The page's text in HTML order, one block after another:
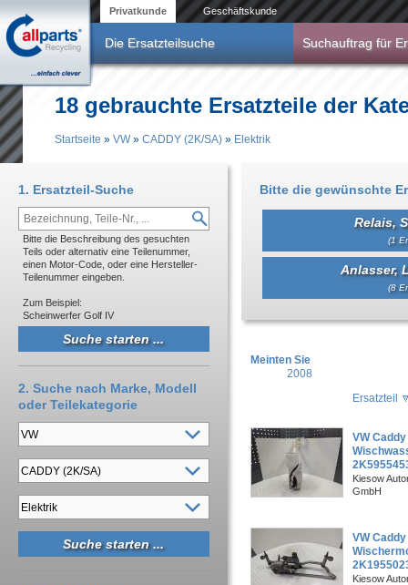
Privatkunde Geschäftskunde
Die Ersatzteilsuche Suchauftrag für
18 gebrauchte Ersatzteile der
Startseite » VW» CADDY (2K/SA) » Elektrik
Bitte die gewünschte
Relais,
(1
Anlasser,
(8
Meinten Sie
2008
Ersatzteil
VW
Kiesow
GmbH
VW
Kiesow
1. Ersatzteil-Suche
Bitte die Beschreibung des gesuchten
Teils oder alternativ eine Teilenummer,
einen Motor-Code, oder eine Hersteller-
Teilenummer eingeben.
Zum Beispiel:
Scheinwerfer Golf IV
2. Suche nach Marke, Modell
oder Teilekategorie